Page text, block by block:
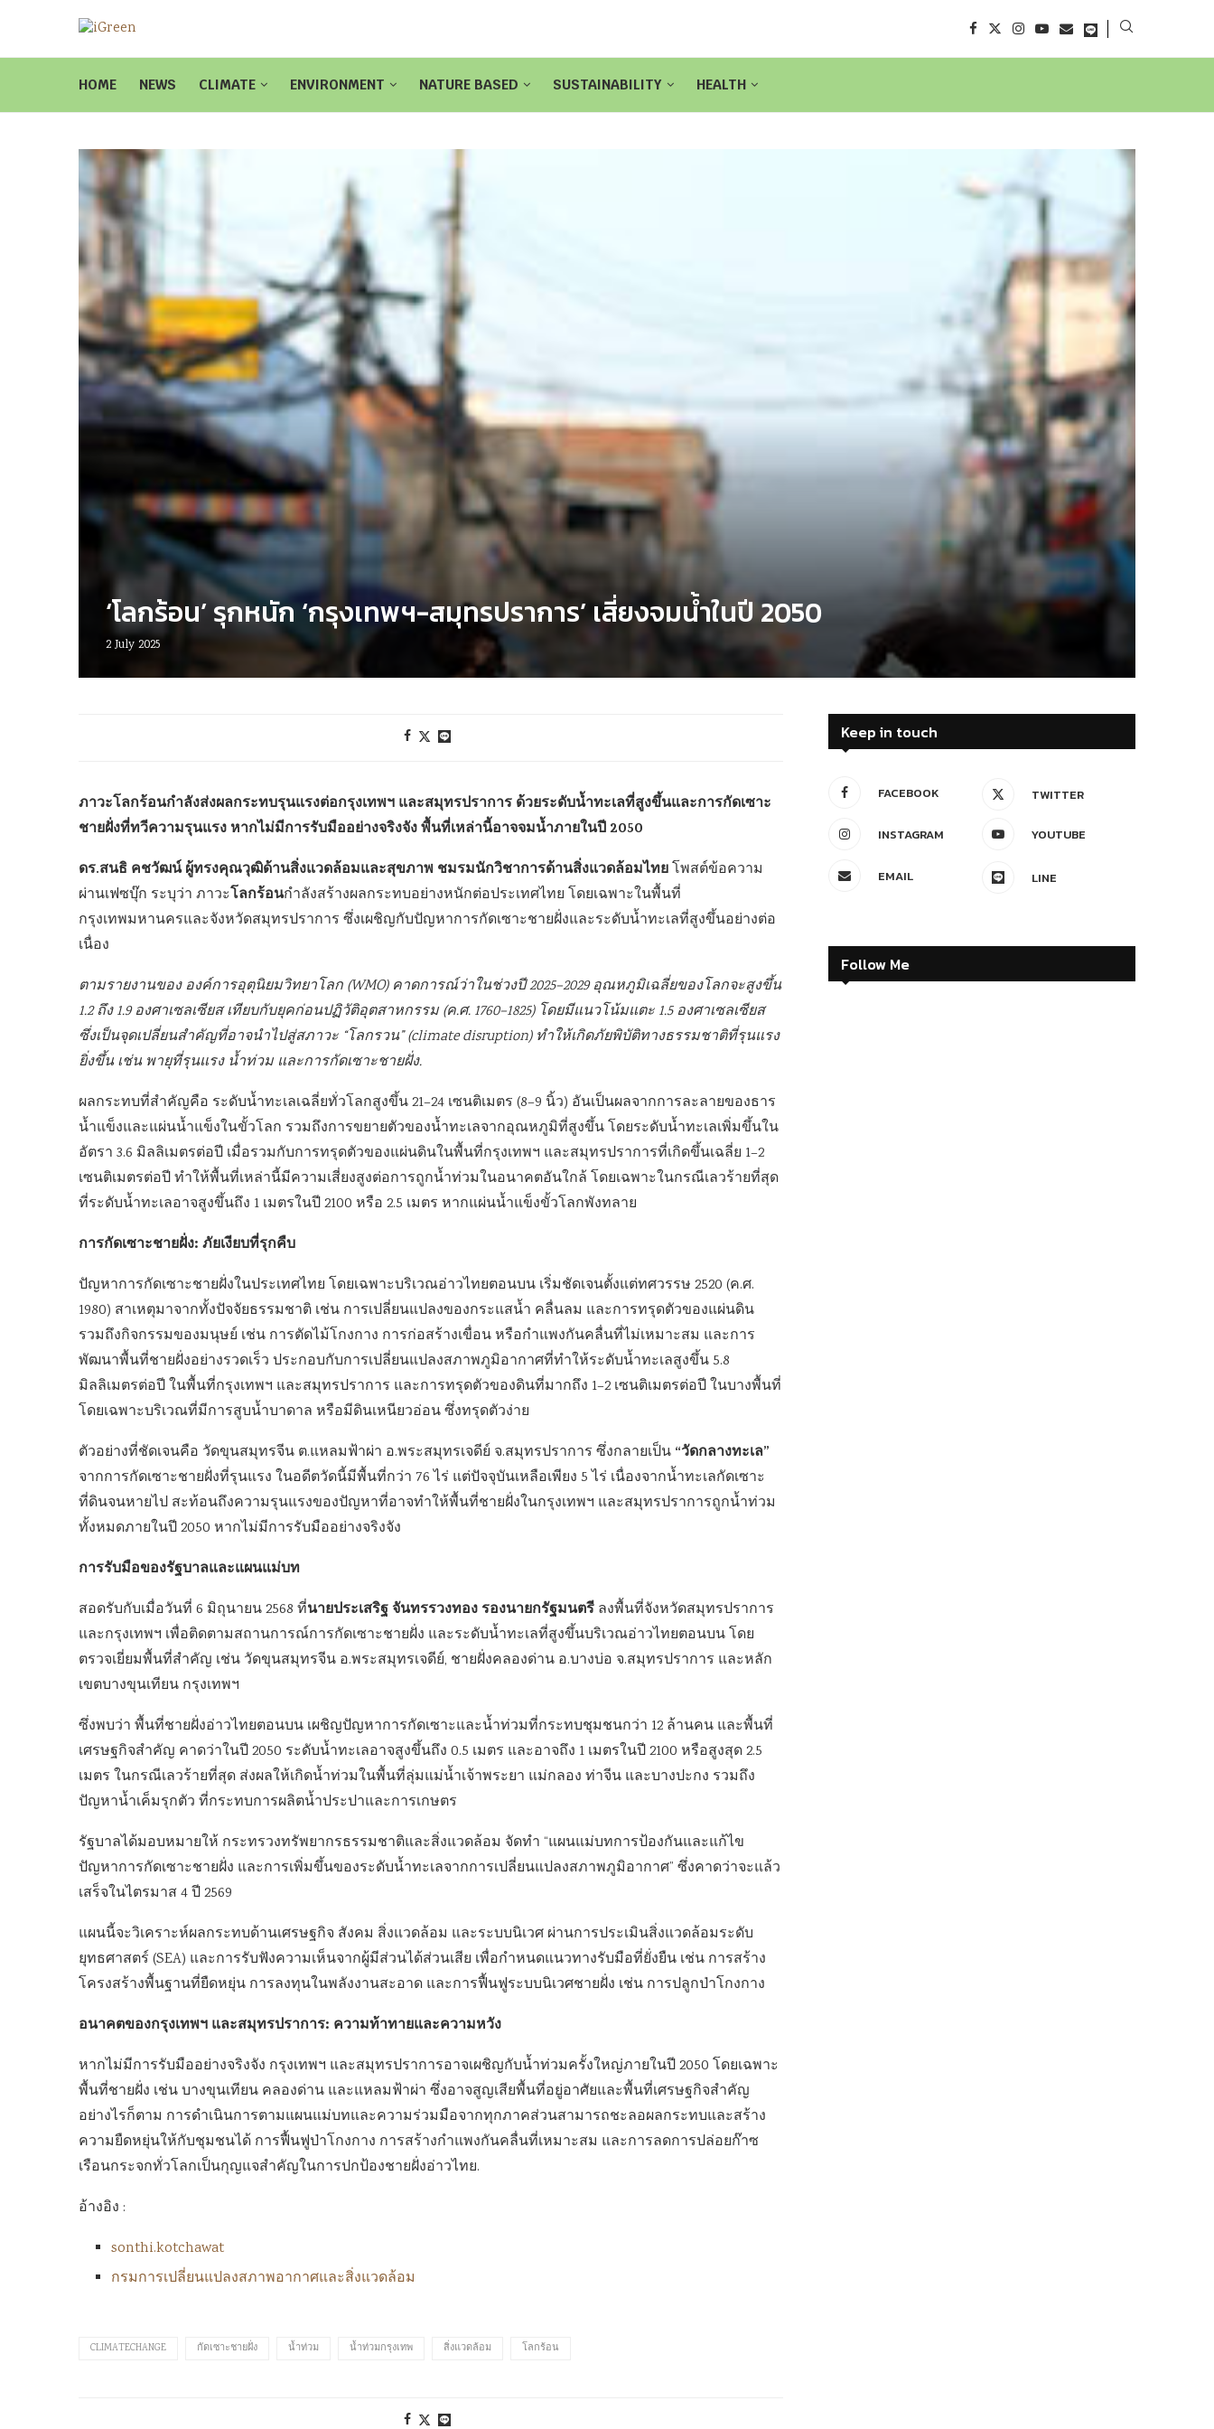
HOME NEWS CLIMATE ENVIRONMENT NATURE BASED SUSTAINABILITY HEALTH
‘โลกร้อน’ รุกหนัก ‘กรุงเทพฯ-สมุทรปราการ’ เสี่ยงจมน้ำในปี 2050
2 July 2025
ภาวะโลกร้อนกำลังส่งผลกระทบรุนแรงต่อกรุงเทพฯ และสมุทรปราการ ด้วยระดับน้ำทะเลที่สูงขึ้นและการกัดเซาะ
ชายฝั่งที่ทวีความรุนแรง หากไม่มีการรับมืออย่างจริงจัง พื้นที่เหล่านี้อาจจมน้ำภายในปี 2050
ดร.สนธิ คชวัฒน์ ผู้ทรงคุณวุฒิด้านสิ่งแวดล้อมและสุขภาพ ชมรมนักวิชาการด้านสิ่งแวดล้อมไทยโพสต์ข้อความ
ผ่านเฟซบุ๊ก ระบุว่า ภาวะโลกร้อนกำลังสร้างผลกระทบอย่างหนักต่อประเทศไทย โดยเฉพาะในพื้นที่
กรุงเทพมหานครและจังหวัดสมุทรปราการ ซึ่งเผชิญกับปัญหาการกัดเซาะชายฝั่งและระดับน้ำทะเลที่สูงขึ้นอย่างต่อ
เนื่อง
ตามรายงานของ องค์การอุตุนิยมวิทยาโลก (WMO) คาดการณ์ว่าในช่วงปี 2025–2029 อุณหภูมิเฉลี่ยของโลกจะสูงขึ้น
1.2 ถึง 1.9 องศาเซลเซียส เทียบกับยุคก่อนปฏิวัติอุตสาหกรรม (ค.ศ. 1760–1825) โดยมีแนวโน้มแตะ 1.5 องศาเซลเซียส
ซึ่งเป็นจุดเปลี่ยนสำคัญที่อาจนำไปสู่สภาวะ “โลกรวน” (climate disruption) ทำให้เกิดภัยพิบัติทางธรรมชาติที่รุนแรง
ยิ่งขึ้น เช่น พายุที่รุนแรง น้ำท่วม และการกัดเซาะชายฝั่ง.
ผลกระทบที่สำคัญคือ ระดับน้ำทะเลเฉลี่ยทั่วโลกสูงขึ้น 21–24 เซนติเมตร (8–9 นิ้ว) อันเป็นผลจากการละลายของธาร
น้ำแข็งและแผ่นน้ำแข็งในขั้วโลก รวมถึงการขยายตัวของน้ำทะเลจากอุณหภูมิที่สูงขึ้น โดยระดับน้ำทะเลเพิ่มขึ้นใน
อัตรา 3.6 มิลลิเมตรต่อปี เมื่อรวมกับการทรุดตัวของแผ่นดินในพื้นที่กรุงเทพฯ และสมุทรปราการที่เกิดขึ้นเฉลี่ย 1–2
เซนติเมตรต่อปี ทำให้พื้นที่เหล่านี้มีความเสี่ยงสูงต่อการถูกน้ำท่วมในอนาคตอันใกล้ โดยเฉพาะในกรณีเลวร้ายที่สุด
ที่ระดับน้ำทะเลอาจสูงขึ้นถึง 1 เมตรในปี 2100 หรือ 2.5 เมตร หากแผ่นน้ำแข็งขั้วโลกพังทลาย
การกัดเซาะชายฝั่ง: ภัยเงียบที่รุกคืบ
ปัญหาการกัดเซาะชายฝั่งในประเทศไทย โดยเฉพาะบริเวณอ่าวไทยตอนบน เริ่มชัดเจนตั้งแต่ทศวรรษ 2520 (ค.ศ.
1980) สาเหตุมาจากทั้งปัจจัยธรรมชาติ เช่น การเปลี่ยนแปลงของกระแสน้ำ คลื่นลม และการทรุดตัวของแผ่นดิน
รวมถึงกิจกรรมของมนุษย์ เช่น การตัดไม้โกงกาง การก่อสร้างเขื่อน หรือกำแพงกันคลื่นที่ไม่เหมาะสม และการ
พัฒนาพื้นที่ชายฝั่งอย่างรวดเร็ว ประกอบกับการเปลี่ยนแปลงสภาพภูมิอากาศที่ทำให้ระดับน้ำทะเลสูงขึ้น 5.8
มิลลิเมตรต่อปี ในพื้นที่กรุงเทพฯ และสมุทรปราการ และการทรุดตัวของดินที่มากถึง 1–2 เซนติเมตรต่อปี ในบางพื้นที่
โดยเฉพาะบริเวณที่มีการสูบน้ำบาดาล หรือมีดินเหนียวอ่อน ซึ่งทรุดตัวง่าย
ตัวอย่างที่ชัดเจนคือ วัดขุนสมุทรจีน ต.แหลมฟ้าผ่า อ.พระสมุทรเจดีย์ จ.สมุทรปราการ ซึ่งกลายเป็น “วัดกลางทะเล”
จากการกัดเซาะชายฝั่งที่รุนแรง ในอดีตวัดนี้มีพื้นที่กว่า 76 ไร่ แต่ปัจจุบันเหลือเพียง 5 ไร่ เนื่องจากน้ำทะเลกัดเซาะ
ที่ดินจนหายไป สะท้อนถึงความรุนแรงของปัญหาที่อาจทำให้พื้นที่ชายฝั่งในกรุงเทพฯ และสมุทรปราการถูกน้ำท่วม
ทั้งหมดภายในปี 2050 หากไม่มีการรับมืออย่างจริงจัง
การรับมือของรัฐบาลและแผนแม่บท
สอดรับกับเมื่อวันที่ 6 มิถุนายน 2568 ที่นายประเสริฐ จันทรรวงทอง รองนายกรัฐมนตรี ลงพื้นที่จังหวัดสมุทรปราการ
และกรุงเทพฯ เพื่อติดตามสถานการณ์การกัดเซาะชายฝั่ง และระดับน้ำทะเลที่สูงขึ้นบริเวณอ่าวไทยตอนบน โดย
ตรวจเยี่ยมพื้นที่สำคัญ เช่น วัดขุนสมุทรจีน อ.พระสมุทรเจดีย์, ชายฝั่งคลองด่าน อ.บางบ่อ จ.สมุทรปราการ และหลัก
เขตบางขุนเทียน กรุงเทพฯ
ซึ่งพบว่า พื้นที่ชายฝั่งอ่าวไทยตอนบน เผชิญปัญหาการกัดเซาะและน้ำท่วมที่กระทบชุมชนกว่า 12 ล้านคน และพื้นที่
เศรษฐกิจสำคัญ คาดว่าในปี 2050 ระดับน้ำทะเลอาจสูงขึ้นถึง 0.5 เมตร และอาจถึง 1 เมตรในปี 2100 หรือสูงสุด 2.5
เมตร ในกรณีเลวร้ายที่สุด ส่งผลให้เกิดน้ำท่วมในพื้นที่ลุ่มแม่น้ำเจ้าพระยา แม่กลอง ท่าจีน และบางปะกง รวมถึง
ปัญหาน้ำเค็มรุกตัว ที่กระทบการผลิตน้ำประปาและการเกษตร
รัฐบาลได้มอบหมายให้ กระทรวงทรัพยากรธรรมชาติและสิ่งแวดล้อม จัดทำ “แผนแม่บทการป้องกันและแก้ไข
ปัญหาการกัดเซาะชายฝั่ง และการเพิ่มขึ้นของระดับน้ำทะเลจากการเปลี่ยนแปลงสภาพภูมิอากาศ” ซึ่งคาดว่าจะแล้ว
เสร็จในไตรมาส 4 ปี 2569
แผนนี้จะวิเคราะห์ผลกระทบด้านเศรษฐกิจ สังคม สิ่งแวดล้อม และระบบนิเวศ ผ่านการประเมินสิ่งแวดล้อมระดับ
ยุทธศาสตร์ (SEA) และการรับฟังความเห็นจากผู้มีส่วนได้ส่วนเสีย เพื่อกำหนดแนวทางรับมือที่ยั่งยืน เช่น การสร้าง
โครงสร้างพื้นฐานที่ยืดหยุ่น การลงทุนในพลังงานสะอาด และการฟื้นฟูระบบนิเวศชายฝั่ง เช่น การปลูกป่าโกงกาง
อนาคตของกรุงเทพฯ และสมุทรปราการ: ความท้าทายและความหวัง
หากไม่มีการรับมืออย่างจริงจัง กรุงเทพฯ และสมุทรปราการอาจเผชิญกับน้ำท่วมครั้งใหญ่ภายในปี 2050 โดยเฉพาะ
พื้นที่ชายฝั่ง เช่น บางขุนเทียน คลองด่าน และแหลมฟ้าผ่า ซึ่งอาจสูญเสียพื้นที่อยู่อาศัยและพื้นที่เศรษฐกิจสำคัญ
อย่างไรก็ตาม การดำเนินการตามแผนแม่บทและความร่วมมือจากทุกภาคส่วนสามารถชะลอผลกระทบและสร้าง
ความยืดหยุ่นให้กับชุมชนได้ การฟื้นฟูป่าโกงกาง การสร้างกำแพงกันคลื่นที่เหมาะสม และการลดการปล่อยก๊าซ
เรือนกระจกทั่วโลกเป็นกุญแจสำคัญในการปกป้องชายฝั่งอ่าวไทย.
อ้างอิง :
sonthi.kotchawat
กรมการเปลี่ยนแปลงสภาพอากาศและสิ่งแวดล้อม
CLIMATECHANGE กัดเซาะชายฝั่ง น้ำท่วม น้ำท่วมกรุงเทพ สิ่งแวดล้อม โลกร้อน
Keep in touch
FACEBOOK TWITTER
INSTAGRAM YOUTUBE
EMAIL LINE
Follow Me